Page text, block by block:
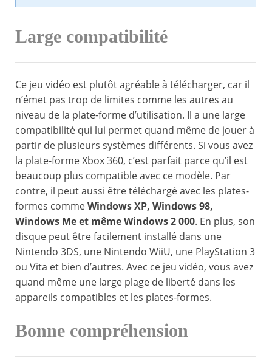
Large compatibilité
Ce jeu vidéo est plutôt agréable à télécharger, car il
n’émet pas trop de limites comme les autres au
niveau de la plate-forme d’utilisation. Il a une large
compatibilité qui lui permet quand même de jouer à
partir de plusieurs systèmes différents. Si vous avez
la plate-forme Xbox 360, c’est parfait parce qu’il est
beaucoup plus compatible avec ce modèle. Par
contre, il peut aussi être téléchargé avec les plates-
formes commeWindows XP, Windows 98,
Windows Me et même Windows 2 000. En plus, son
disque peut être facilement installé dans une
Nintendo 3DS, une Nintendo WiiU, une PlayStation 3
ou Vita et bien d’autres. Avec ce jeu vidéo, vous avez
quand même une large plage de liberté dans les
appareils compatibles et les plates-formes.
Bonne compréhension